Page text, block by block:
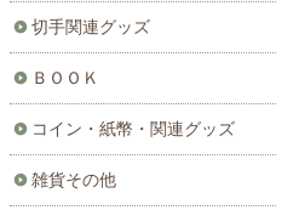
切手関連グッズ
ＢＯＯＫ
コイン・紙幣・関連グッズ
雑貨その他